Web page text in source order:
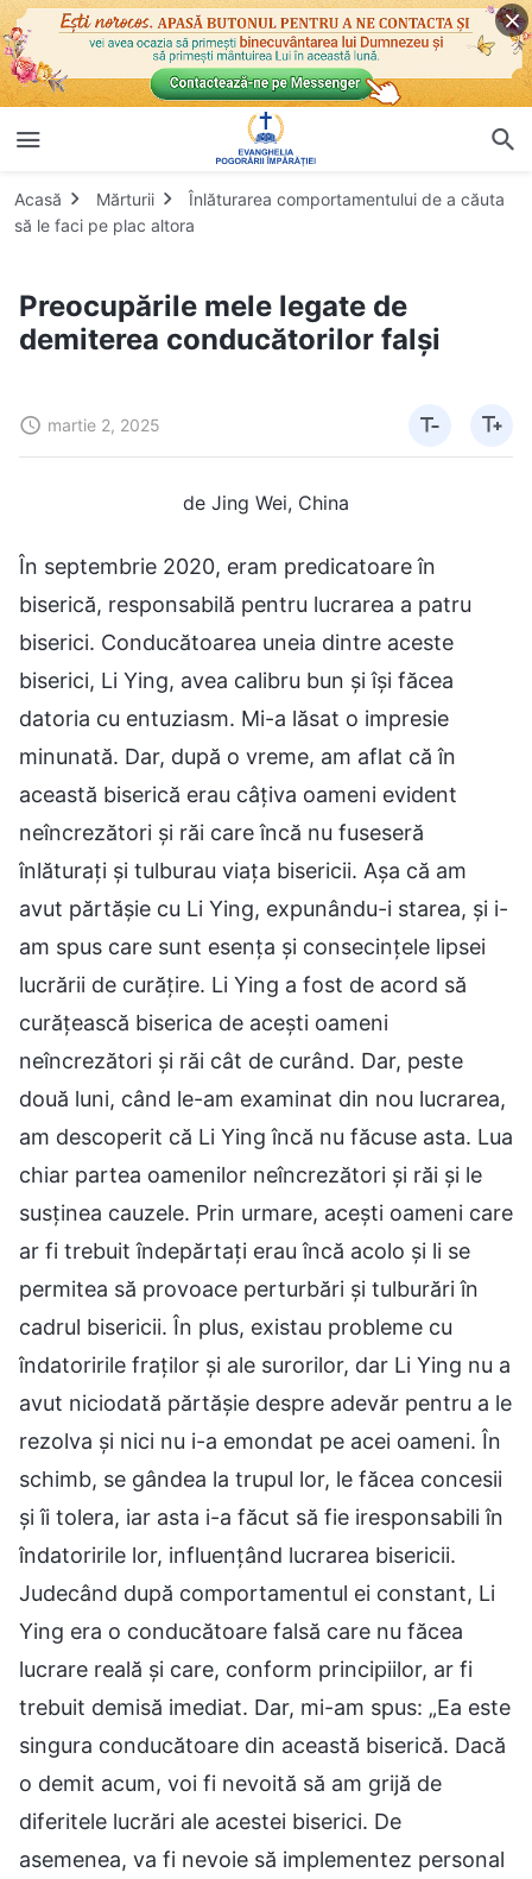
Acasă Mărturii
Înlăturarea comportamentului de a căuta
să le faci pe plac altora
Preocupările mele legate de
demiterea conducătorilor falși
martie 2, 2025
de Jing Wei, China
În septembrie 2020, eram predicatoare în
biserică, responsabilă pentru lucrarea a patru
biserici. Conducătoarea uneia dintre aceste
biserici, Li Ying, avea calibru bun și își făcea
datoria cu entuziasm. Mi-a lăsat o impresie
minunată. Dar, după o vreme, am aflat că în
această biserică erau câțiva oameni evident
neîncrezători și răi care încă nu fuseseră
înlăturați și tulburau viața bisericii. Așa că am
avut părtășie cu Li Ying, expunându-i starea, și i-
am spus care sunt esența și consecințele lipsei
lucrării de curățire. Li Ying a fost de acord să
curățească biserica de acești oameni
neîncrezători și răi cât de curând. Dar, peste
două luni, când le-am examinat din nou lucrarea,
am descoperit că Li Ying încă nu făcuse asta. Lua
chiar partea oamenilor neîncrezători și răi și le
susținea cauzele. Prin urmare, acești oameni care
ar fi trebuit îndepărtați erau încă acolo și li se
permitea să provoace perturbări și tulburări în
cadrul bisericii. În plus, existau probleme cu
îndatoririle fraților și ale surorilor, dar Li Ying nu a
avut niciodată părtășie despre adevăr pentru a le
rezolva și nici nu i-a emondat pe acei oameni. În
schimb, se gândea la trupul lor, le făcea concesii
și îi tolera, iar asta i-a făcut să fie iresponsabili în
îndatoririle lor, influențând lucrarea bisericii.
Judecând după comportamentul ei constant, Li
Ying era o conducătoare falsă care nu făcea
lucrare reală și care, conform principiilor, ar fi
trebuit demisă imediat. Dar, mi-am spus: „Ea este
singura conducătoare din această biserică. Dacă
o demit acum, voi fi nevoită să am grijă de
diferitele lucrări ale acestei biserici. De
asemenea, va fi nevoie să implementez personal